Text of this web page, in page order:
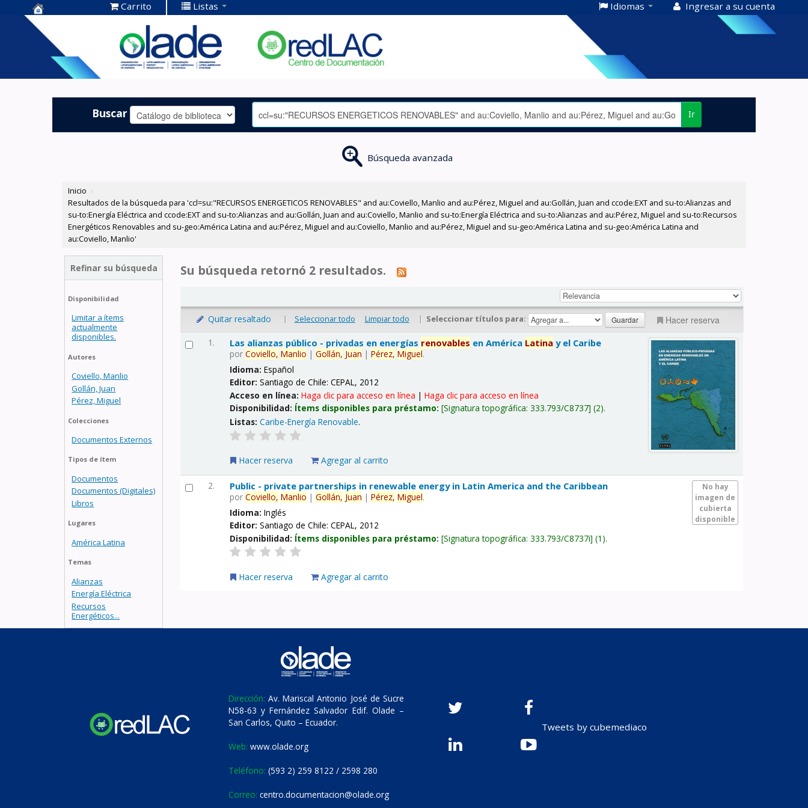
Centro de
Documentación
OLADE -
Carrito Listas Idiomas Ingresar a su cuenta
Buscar Ir
Búsqueda avanzada
Inicio ›
Resultados de la búsqueda para 'ccl=su:"RECURSOS ENERGETICOS RENOVABLES" and au:Coviello, Manlio and au:Pérez, Miguel and au:Gollán, Juan and ccode:EXT and su-to:Alianzas and
su-to:Energía Eléctrica and ccode:EXT and su-to:Alianzas and au:Gollán, Juan and au:Coviello, Manlio and su-to:Energía Eléctrica and su-to:Alianzas and au:Pérez, Miguel and su-to:Recursos
Energéticos Renovables and su-geo:América Latina and au:Pérez, Miguel and au:Coviello, Manlio and au:Pérez, Miguel and su-geo:América Latina and su-geo:América Latina and
au:Coviello, Manlio'
Refinar su búsqueda
Disponibilidad
Limitar a ítems
actualmente
disponibles.
Autores
Coviello, Manlio
Gollán, Juan
Pérez, Miguel
Colecciones
Documentos Externos
Tipos de ítem
Documentos
Documentos (Digitales)
Libros
Lugares
América Latina
Temas
Alianzas
Energía Eléctrica
Recursos
Energéticos...
Su búsqueda retornó 2 resultados.
Quitar resaltado | Seleccionar todo Limpiar todo | Seleccionar títulos para: Hacer reserva
1. Las alianzas público - privadas en energías renovables en América Latina y el Caribe
porCoviello, Manlio |Gollán, Juan |Pérez, Miguel.
Idioma:Español
Editor:Santiago de Chile: CEPAL, 2012
Acceso en línea:Haga clic para acceso en línea |Haga clic para acceso en línea
Disponibilidad: Ítems disponibles para préstamo: Signatura topográfica:333.793/C8737 (2).
Listas: Caribe-Energía Renovable.
Hacer reserva Agregar al carrito
2.
No hay
imagen de
cubierta
disponible
Public - private partnerships in renewable energy in Latin America and the Caribbean
porCoviello, Manlio |Gollán, Juan |Pérez, Miguel.
Idioma:Inglés
Editor:Santiago de Chile: CEPAL, 2012
Disponibilidad: Ítems disponibles para préstamo: Signatura topográfica:333.793/C8737i (1).
Hacer reserva Agregar al carrito
Dirección: Av. Mariscal Antonio José de Sucre
N58-63 y Fernández Salvador Edif. Olade –
San Carlos, Quito – Ecuador.
Web: www.olade.org
Teléfono: (593 2) 259 8122 / 2598 280
Correo: centro.documentacion@olade.org
Tweets by cubemediaco